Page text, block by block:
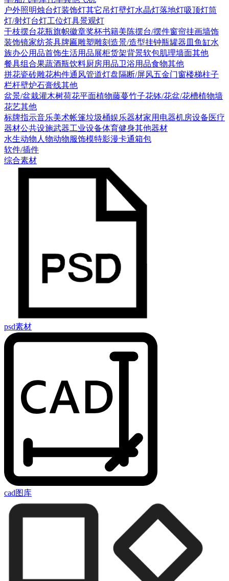
户外照明烛台灯装饰灯其它 吊灯壁灯水晶灯落地灯吸顶灯筒
灯/射灯台灯工位灯具景观灯
干枝摆台花瓶旗帜徽章奖杯书籍美陈摆台/摆件窗帘挂画墙饰
装饰镜家纺茶具牌匾雕塑雕刻 造景/造型挂钟瓶罐器皿 鱼缸水
族办公用品首饰生活用品展柜货架背景软包肌理墙面其他
餐具组合果蔬酒瓶饮料厨房用品卫浴用品食物其他
拼花瓷砖雕花构件通风管道灯盘隔断/屏风五金门窗楼梯柱子
栏杆壁炉石膏线其他
盆景/盆栽灌木树荷花平面植物藤蔓竹子花钵/花盆/花槽植物墙
花艺其他
标牌指示音乐美术帐篷垃圾桶娱乐器材家用电器机房设备医疗
器材公共设施武器工业设备体育健身其他器材
水生动物 人物动物服饰模特影漫卡通箱包
软件/插件
综合素材
psd素材
cad图库